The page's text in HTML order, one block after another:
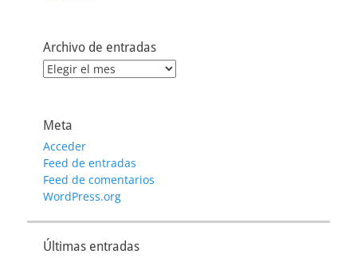
Archivo de entradas
Archivo
Meta
Acceder
Feed de entradas
Feed de comentarios
WordPress.org
Últimas entradas